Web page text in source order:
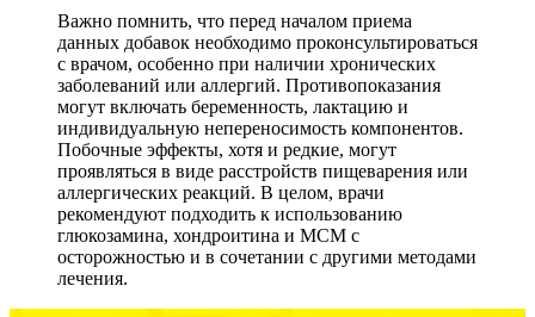
Важно помнить, что перед началом приема
данных добавок необходимо проконсультироваться
с врачом, особенно при наличии хронических
заболеваний или аллергий. Противопоказания
могут включать беременность, лактацию и
индивидуальную непереносимость компонентов.
Побочные эффекты, хотя и редкие, могут
проявляться в виде расстройств пищеварения или
аллергических реакций. В целом, врачи
рекомендуют подходить к использованию
глюкозамина, хондроитина и МСМ с
осторожностью и в сочетании с другими методами
лечения.